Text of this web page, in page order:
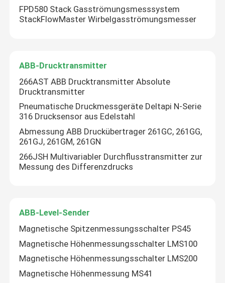
Startseite
Produkte
Videos
FPD580 Stack Gasströmungsmesssystem
StackFlowMaster Wirbelgasströmungsmesser
ABB-Drucktransmitter
266AST ABB Drucktransmitter Absolute
Drucktransmitter
Pneumatische Druckmessgeräte Deltapi N-Serie
316 Drucksensor aus Edelstahl
Abmessung ABB Druckübertrager 261GC, 261GG,
261GJ, 261GM, 261GN
266JSH Multivariabler Durchflusstransmitter zur
Messung des Differenzdrucks
ABB-Level-Sender
Magnetische Spitzenmessungsschalter PS45
Magnetische Höhenmessungsschalter LMS100
Magnetische Höhenmessungsschalter LMS200
Magnetische Höhenmessung MS41